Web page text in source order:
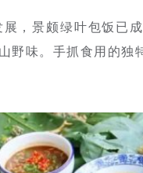
，景颇绿叶包饭已
野味。手抓食用的